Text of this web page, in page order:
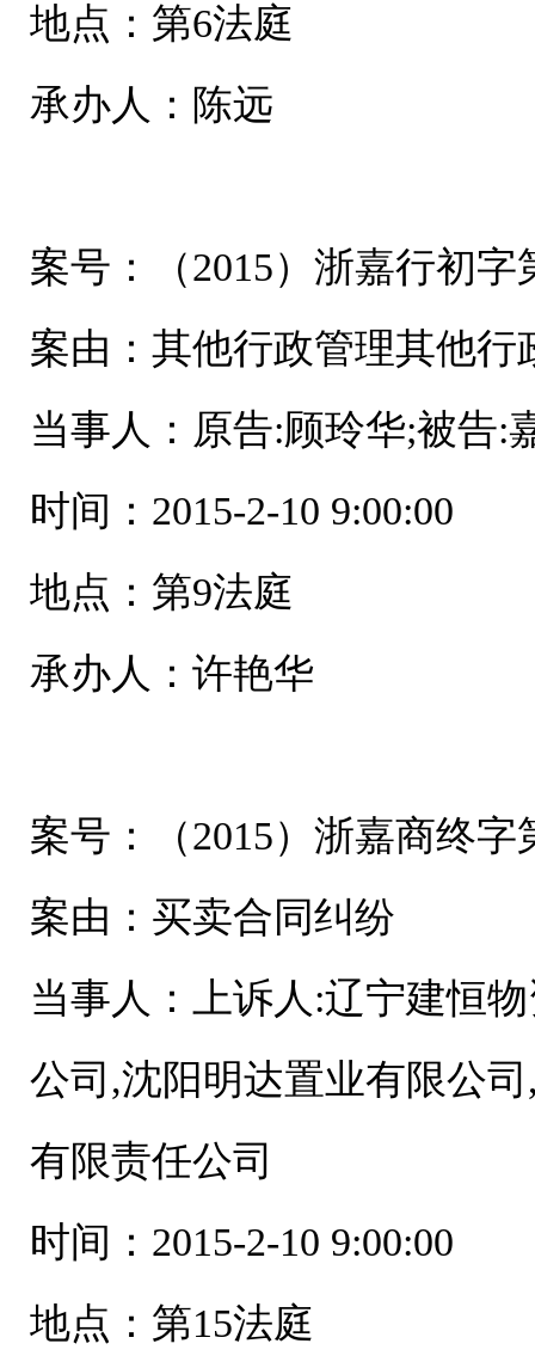
地点：第6法庭
承办人：陈远
案号：（2015）浙嘉行初字
案由：其他行政管理其他行
当事人：原告:顾玲华;被告:
时间：2015-2-10 9:00:00
地点：第9法庭
承办人：许艳华
案号：（2015）浙嘉商终字
案由：买卖合同纠纷
当事人：上诉人:辽宁建恒
公司,沈阳明达置业有限公
有限责任公司
时间：2015-2-10 9:00:00
地点：第15法庭